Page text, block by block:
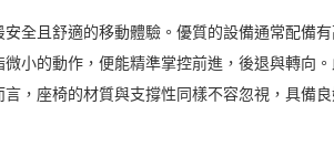
全且舒適的移動體驗。優質的設備通常配備
小的動作，便能精準掌控前進，後退與轉向
，座椅的材質與支撐性同樣不容忽視，具備